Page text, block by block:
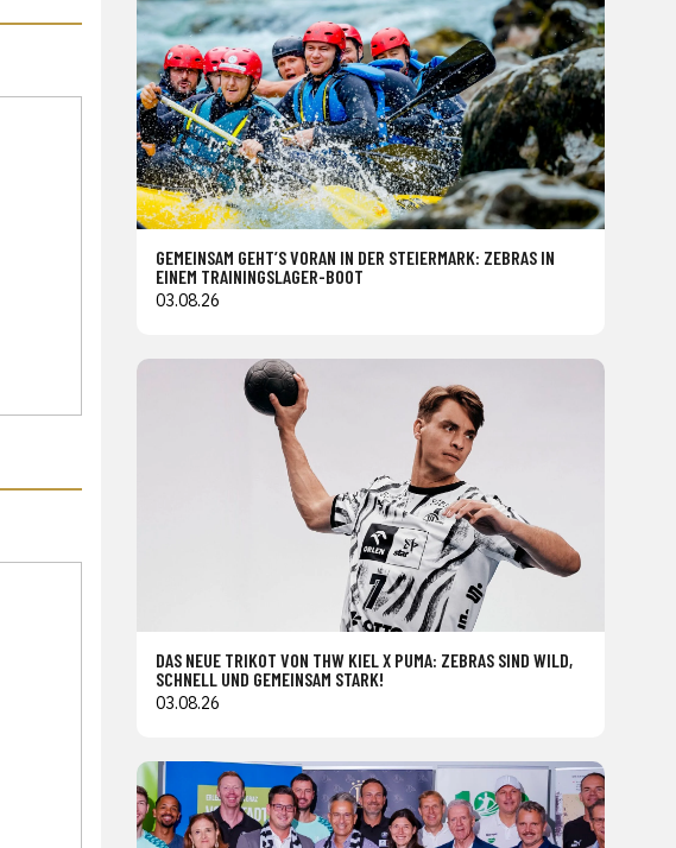
GEMEINSAM GEHT’S VORAN IN DER STEIERMARK: ZEBRAS IN
EINEM TRAININGSLAGER-BOOT
03.08.26
DAS NEUE TRIKOT VON THW KIEL X PUMA: ZEBRAS SIND WILD,
SCHNELL UND GEMEINSAM STARK!
03.08.26